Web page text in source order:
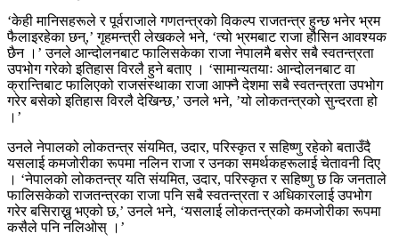
‘केही मानिसहरूले र पूर्वराजाले गणतन्त्रको विकल्प राजतन्त्र हुन्छ भनेर भ्रम
फैलाइरहेका छन्,’ गृहमन्त्री लेखकले भने, ‘त्यो भ्रमबाट राजा हौसिन आवश्यक
छैन ।’ उनले आन्दोलनबाट फालिसकेका राजा नेपालमै बसेर सबै स्वतन्त्रता
उपभोग गरेको इतिहास विरलै हुने बताए । ‘सामान्यतयाः आन्दोलनबाट वा
क्रान्तिबाट फालिएको राजसंस्थाका राजा आफ्नै देशमा सबै स्वतन्त्रता उपभोग
गरेर बसेको इतिहास विरलै देखिन्छ,’ उनले भने, ’यो लोकतन्त्रको सुन्दरता हो
।’
उनले नेपालको लोकतन्त्र संयमित, उदार, परिस्कृत र सहिष्णु रहेको बताउँदै
यसलाई कमजोरीका रूपमा नलिन राजा र उनका समर्थकहरूलाई चेतावनी दिए
। ‘नेपालको लोकतन्त्र यति संयमित, उदार, परिस्कृत र सहिष्णु छ कि जनताले
फालिसकेको राजतन्त्रका राजा पनि सबै स्वतन्त्रता र अधिकारलाई उपभोग
गरेर बसिराख्नु भएको छ,’ उनले भने, ‘यसलाई लोकतन्त्रको कमजोरीका रूपमा
कसैले पनि नलिओस् ।’